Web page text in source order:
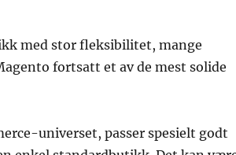
med stor fleksibilitet, mange
fortsatt et av de mest solide
universet, passer spesielt godt